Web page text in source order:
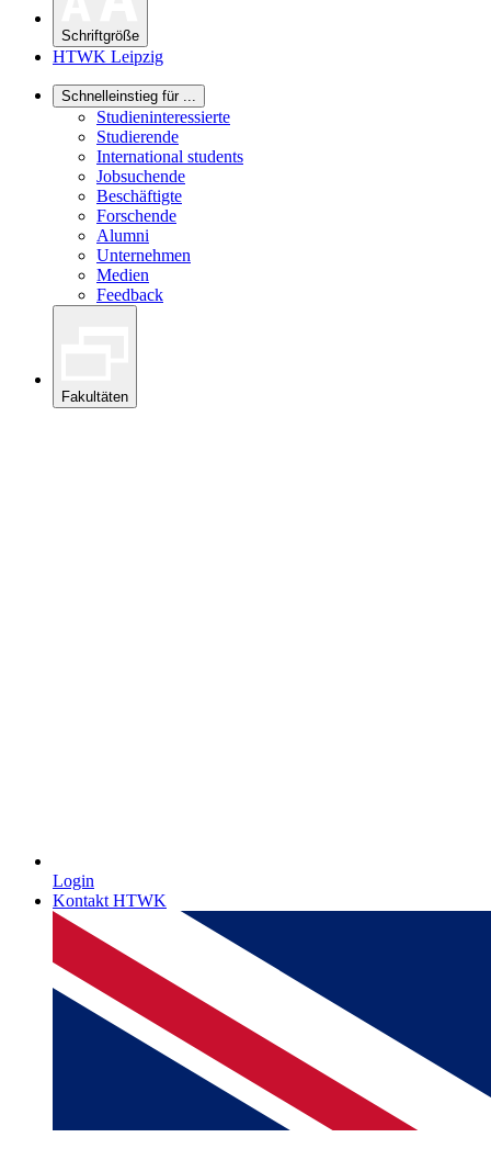
Schriftgröße
HTWK Leipzig
Schnelleinstieg für ...
Studieninteressierte
Studierende
International students
Jobsuchende
Beschäftigte
Forschende
Alumni
Unternehmen
Medien
Feedback
Fakultäten
Login
Kontakt HTWK